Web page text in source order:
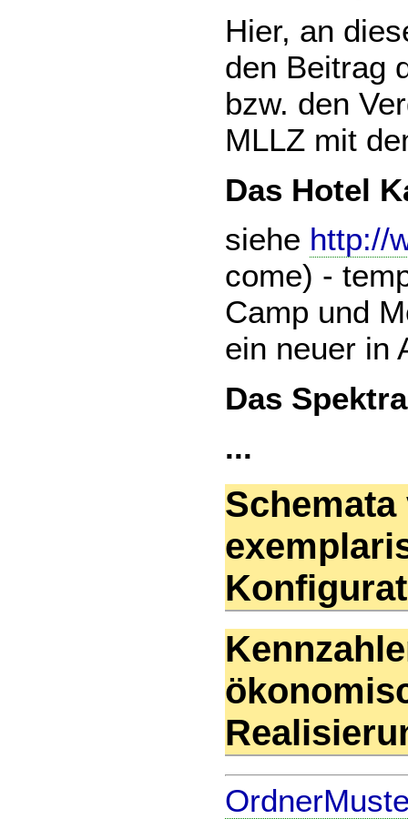
Hier, an
den Beitrag
bzw. den
MLLZ mit
Das Hotel
siehe http://
come) -
Camp und
ein neuer in
Das
...